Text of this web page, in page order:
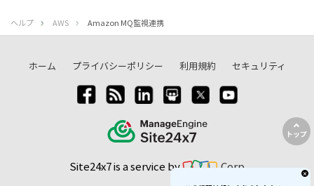
トップ
ヘルプ AWS Amazon MQ監視連携
Site24x7 is a service by Corp
ホーム プライバシーポリシー 利用規約 セキュリティ